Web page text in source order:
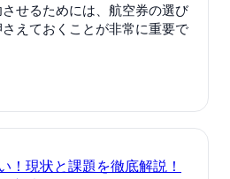
せるためには、航空券の選び
えておくことが非常に重要で